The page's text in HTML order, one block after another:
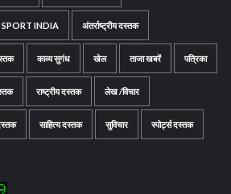
SPORT INDIA अंतर्राष्ट्रीय दस्तक
काव्य सुगंध खेल ताजा खबरें पत्रिका
राष्ट्रीय दस्तक लेख /विचार
साहित्य दस्तक सुविचार स्पोर्ट्स दस्तक